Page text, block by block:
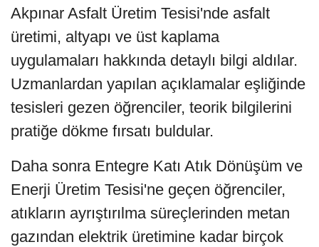
Akpınar Asfalt Üretim Tesisi'nde asfalt
üretimi, altyapı ve üst kaplama
uygulamaları hakkında detaylı bilgi aldılar.
Uzmanlardan yapılan açıklamalar eşliğinde
tesisleri gezen öğrenciler, teorik bilgilerini
pratiğe dökme fırsatı buldular.
Daha sonra Entegre Katı Atık Dönüşüm ve
Enerji Üretim Tesisi'ne geçen öğrenciler,
atıkların ayrıştırılma süreçlerinden metan
gazından elektrik üretimine kadar birçok